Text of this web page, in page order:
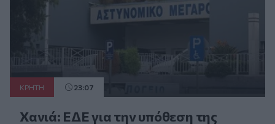
ΚΡΗΤΗ 23:07
Χανιά: ΕΔΕ για την υπόθεση της